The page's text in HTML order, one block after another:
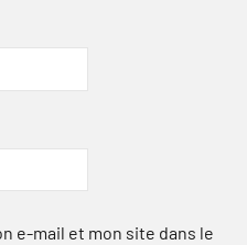
e-mail et mon site dans le